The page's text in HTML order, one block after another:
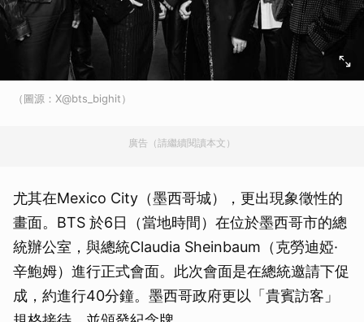
（圖源：X@bts_bighit）
廣告（請繼續閱讀本文）
尤其在Mexico City（墨西哥城），更出現象徵性的
畫面。BTS 於6日（當地時間）在位於墨西哥市的總
統辦公室，與總統Claudia Sheinbaum（克勞迪婭·
辛鮑姆）進行正式會面。此次會面是在總統邀請下促
成，約進行40分鐘。墨西哥政府更以「貴賓訪客」